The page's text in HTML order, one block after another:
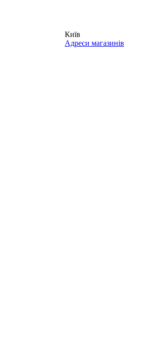
Київ
Адреси магазинів